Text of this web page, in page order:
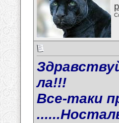
ла!!!
Все-таки